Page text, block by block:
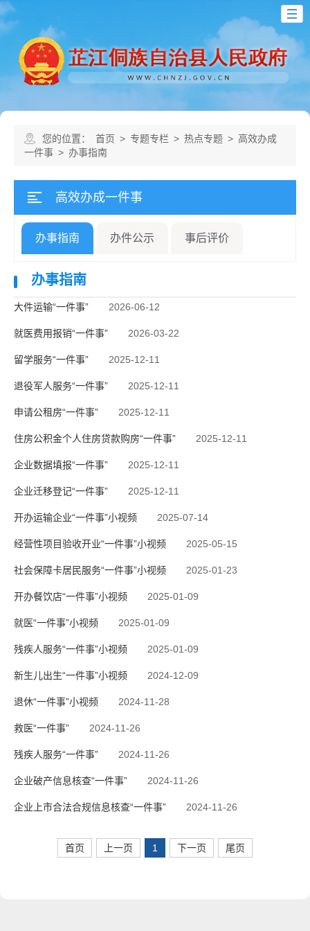
您的位置： 首页 > 专题专栏 > 热点专题 > 高效办成
一件事 > 办事指南
高效办成一件事
办事指南 办件公示 事后评价
办事指南
大件运输“一件事” 2026-06-12
就医费用报销“一件事” 2026-03-22
留学服务“一件事” 2025-12-11
退役军人服务“一件事” 2025-12-11
申请公租房“一件事” 2025-12-11
住房公积金个人住房贷款购房“一件事” 2025-12-11
企业数据填报“一件事” 2025-12-11
企业迁移登记“一件事” 2025-12-11
开办运输企业“一件事”小视频 2025-07-14
经营性项目验收开业“一件事”小视频 2025-05-15
社会保障卡居民服务“一件事”小视频 2025-01-23
开办餐饮店“一件事”小视频 2025-01-09
就医“一件事”小视频 2025-01-09
残疾人服务“一件事”小视频 2025-01-09
新生儿出生“一件事”小视频 2024-12-09
退休“一件事”小视频 2024-11-28
救医“一件事” 2024-11-26
残疾人服务“一件事” 2024-11-26
企业破产信息核查“一件事” 2024-11-26
企业上市合法合规信息核查“一件事” 2024-11-26
首页 上一页 1 下一页 尾页